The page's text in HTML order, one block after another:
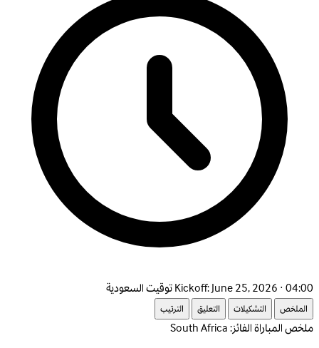
Kickoff:June 25, 2026 · 04:00 توقيت السعودية
الملخص التشكيلات التعليق الترتيب
ملخص المباراةالفائز: South Africa